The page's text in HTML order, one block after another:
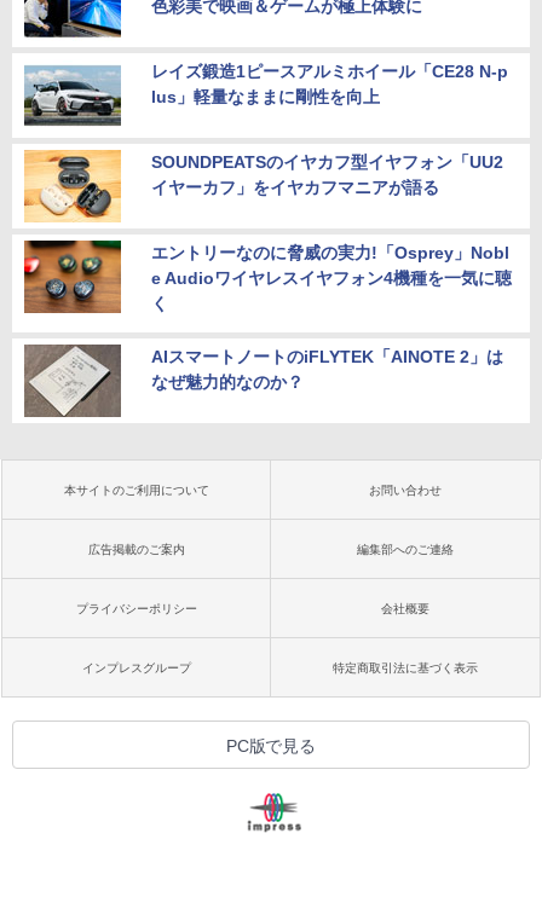
色彩美で映画＆ゲームが極上体験に
レイズ鍛造1ピースアルミホイール「CE28 N-p
lus」軽量なままに剛性を向上
SOUNDPEATSのイヤカフ型イヤフォン「UU2
イヤーカフ」をイヤカフマニアが語る
エントリーなのに脅威の実力!「Osprey」Nobl
e Audioワイヤレスイヤフォン4機種を一気に聴
く
AIスマートノートのiFLYTEK「AINOTE 2」は
なぜ魅力的なのか？
本サイトのご利用について お問い合わせ
広告掲載のご案内 編集部へのご連絡
プライバシーポリシー 会社概要
インプレスグループ 特定商取引法に基づく表示
PC版で見る